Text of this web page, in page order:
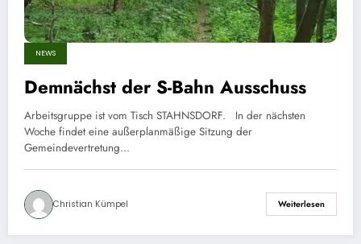
NEWS
Demnächst der S-Bahn Ausschuss
Arbeitsgruppe ist vom Tisch STAHNSDORF. In der nächsten
Woche findet eine außerplanmäßige Sitzung der
Gemeindevertretung…
Christian Kümpel Weiterlesen